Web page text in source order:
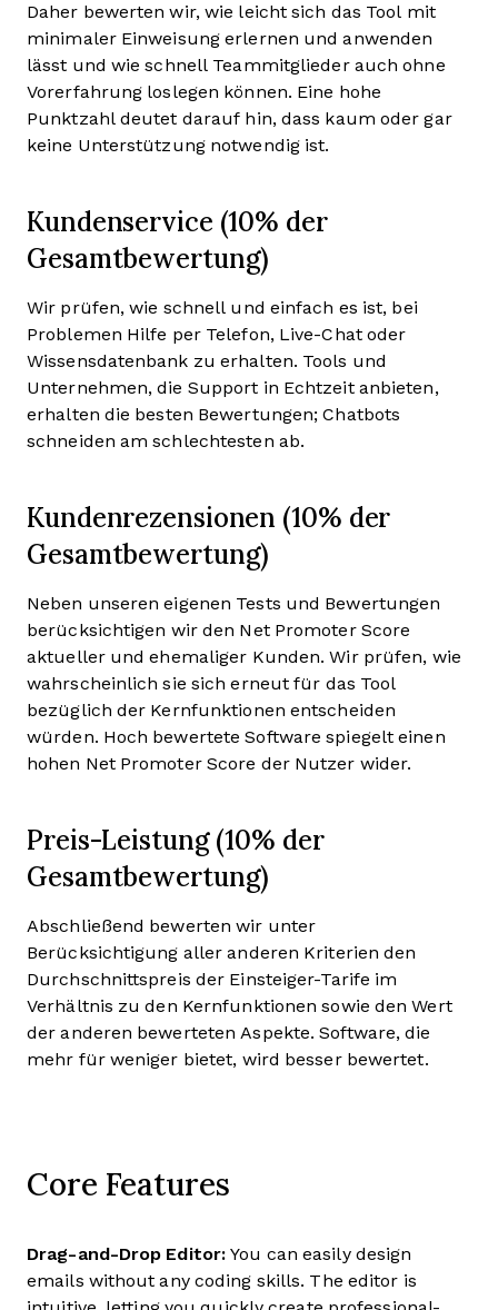
Daher bewerten wir, wie leicht sich das Tool mit
minimaler Einweisung erlernen und anwenden
lässt und wie schnell Teammitglieder auch ohne
Vorerfahrung loslegen können. Eine hohe
Punktzahl deutet darauf hin, dass kaum oder gar
keine Unterstützung notwendig ist.
Kundenservice (10% der
Gesamtbewertung)
Wir prüfen, wie schnell und einfach es ist, bei
Problemen Hilfe per Telefon, Live-Chat oder
Wissensdatenbank zu erhalten. Tools und
Unternehmen, die Support in Echtzeit anbieten,
erhalten die besten Bewertungen; Chatbots
schneiden am schlechtesten ab.
Kundenrezensionen (10% der
Gesamtbewertung)
Neben unseren eigenen Tests und Bewertungen
berücksichtigen wir den Net Promoter Score
aktueller und ehemaliger Kunden. Wir prüfen, wie
wahrscheinlich sie sich erneut für das Tool
bezüglich der Kernfunktionen entscheiden
würden. Hoch bewertete Software spiegelt einen
hohen Net Promoter Score der Nutzer wider.
Preis-Leistung (10% der
Gesamtbewertung)
Abschließend bewerten wir unter
Berücksichtigung aller anderen Kriterien den
Durchschnittspreis der Einsteiger-Tarife im
Verhältnis zu den Kernfunktionen sowie den Wert
der anderen bewerteten Aspekte. Software, die
mehr für weniger bietet, wird besser bewertet.
Core Features
Drag-and-Drop Editor: You can easily design
emails without any coding skills. The editor is